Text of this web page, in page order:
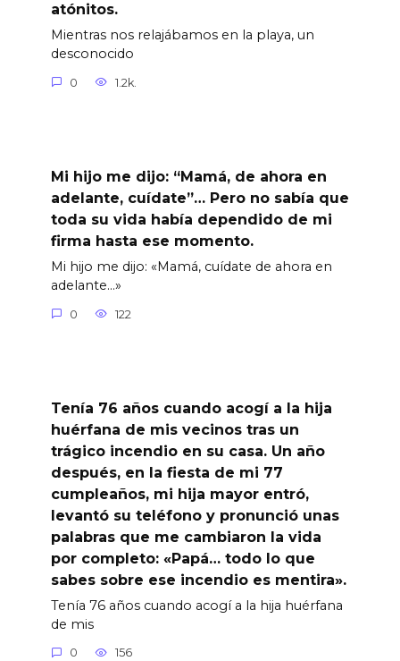
atónitos.
Mientras nos relajábamos en la playa, un
desconocido
0 1.2k.
Mi hijo me dijo: “Mamá, de ahora en
adelante, cuídate”… Pero no sabía que
toda su vida había dependido de mi
firma hasta ese momento.
Mi hijo me dijo: «Mamá, cuídate de ahora en
adelante…»
0 122
Tenía 76 años cuando acogí a la hija
huérfana de mis vecinos tras un
trágico incendio en su casa. Un año
después, en la fiesta de mi 77
cumpleaños, mi hija mayor entró,
levantó su teléfono y pronunció unas
palabras que me cambiaron la vida
por completo: «Papá… todo lo que
sabes sobre ese incendio es mentira».
Tenía 76 años cuando acogí a la hija huérfana
de mis
0 156